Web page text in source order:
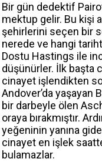
Bir gün dedektif
mektup gelir. Bu kişi
şehirlerini seçen bir
nerede ve hangi
Dostu Hastings ile
düşünürler. İlk başta
cinayet işlendikten
Andover’da yaşayan
bir darbeyle ölen
oraya bırakmıştır.
yeğeninin yanına
cinayet en işlek
bulamazlar.